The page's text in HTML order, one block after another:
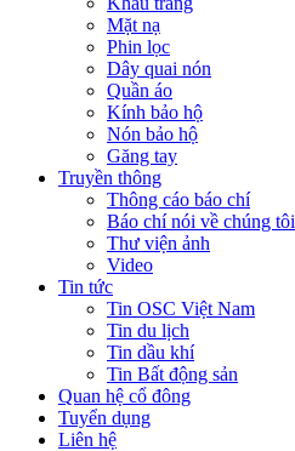
Mặt nạ
Phin lọc
Dây quai nón
Quần áo
Kính bảo hộ
Nón bảo hộ
Găng tay
Truyền thông
Thông cáo báo chí
Báo chí nói về chúng tôi
Thư viện ảnh
Video
Tin tức
Tin OSC Việt Nam
Tin du lịch
Tin dầu khí
Tin Bất động sản
Quan hệ cổ đông
Tuyển dụng
Liên hệ